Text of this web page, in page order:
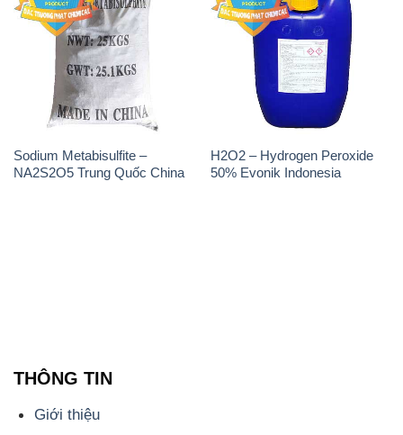
Sodium Metabisulfite –
NA2S2O5 Trung Quốc China
H2O2 – Hydrogen Peroxide
50% Evonik Indonesia
THÔNG TIN
Giới thiệu